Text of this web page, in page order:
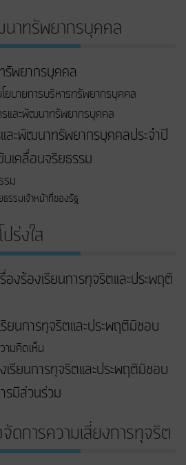
าทรัพยากรบุคคล
รัพยากรบุคคล
ยบายการบริหารทรัพยากรบุคคล
และพัฒนาทรัพยากรบุคคล
ละพัฒนาทรัพยากรบุคคลประจำปี
บเคลื่อนจริยธรรม
รม
ธรรมเจ้าหน้าที่ของรัฐ
ร่งใส
องร้องเรียนการทุจริตและประพฤติ
ยนการทุจริตและประพฤติมิชอบ
ามคิดเห็น
เรียนการทุจริตและประพฤติมิชอบ
รมีส่วนร่วม
ดการความเสี่ยงการทุจริต